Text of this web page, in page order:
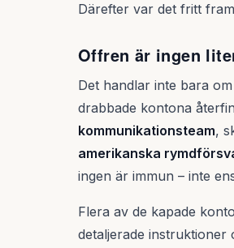
Därefter var det fritt
Offren är ingen
Det handlar inte bara
drabbade kontona
kommunikationsteam,
amerikanska
ingen är immun – inte
Flera av de kapade
detaljerade